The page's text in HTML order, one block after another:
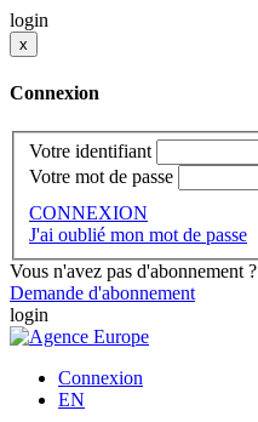
login
x
Connexion
Votre identifiant
Votre mot de passe
CONNEXION
J'ai oublié mon mot de passe
Vous n'avez pas d'abonnement ?
Demande d'abonnement
login
Connexion
EN